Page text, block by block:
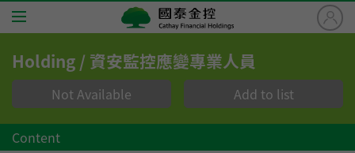
國
泰
金
控
Cathay
Financial
Holdings
Home
Holding / 資安監控應變專業人員
Not Available Add to list
Content